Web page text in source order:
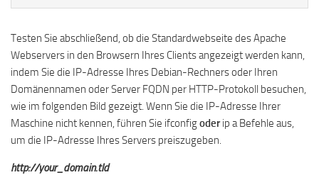
Testen Sie abschließend, ob die Standardwebseite des Apache
Webservers in den Browsern Ihres Clients angezeigt werden kann,
indem Sie die IP-Adresse Ihres Debian-Rechners oder Ihren
Domänennamen oder Server FQDN per HTTP-Protokoll besuchen,
wie im folgenden Bild gezeigt. Wenn Sie die IP-Adresse Ihrer
Maschine nicht kennen, führen Sie ifconfigoderip a Befehle aus,
um die IP-Adresse Ihres Servers preiszugeben.
http://your_domain.tld